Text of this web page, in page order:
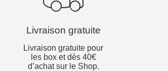
Livraison gratuite
Livraison gratuite pour
les box et dès 40€
d’achat sur le Shop.